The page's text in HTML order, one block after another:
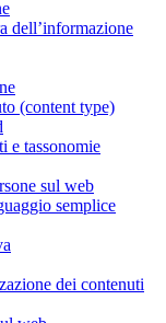
dell’informazione
(content type)
e tassonomie
sul web
semplice
dei contenuti